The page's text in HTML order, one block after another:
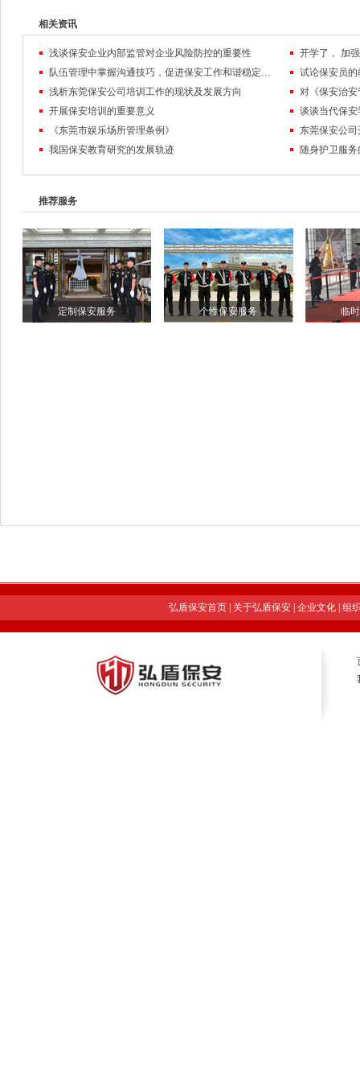
相关资讯
浅谈保安企业内部监管对企业风险防控的重要性
队伍管理中掌握沟通技巧，促进保安工作和谐稳定发展
试论保安员
浅析东莞保安公司培训工作的现状及发展方向
对《保安治
开展保安培训的重要意义
谈谈当代保
《东莞市娱乐场所管理条例》
东莞保安公
我国保安教育研究的发展轨迹
随身护卫服
推荐服务
定制保安服务 个性保安服务 临
弘盾保安首页| 关于弘盾保安| 企业文化| 组